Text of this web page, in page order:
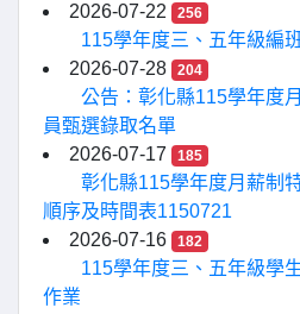
2026-07-22 256
115學年度三、五年級編
2026-07-28
204
公告：彰化縣115學年度
員甄選錄取名單
2026-07-17
185
彰化縣115學年度月薪制
順序及時間表1150721
2026-07-16
182
115學年度三、五年級學
作業